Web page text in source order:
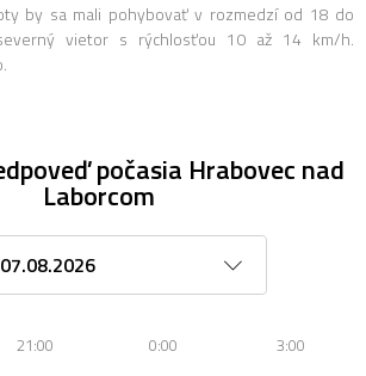
by sa mali pohybovať v rozmedzí od 18 do
vietor s rýchlosťou 10 až 14 km/h.
počasia Hrabovec nad
Laborcom
21:00 0:00 3:00